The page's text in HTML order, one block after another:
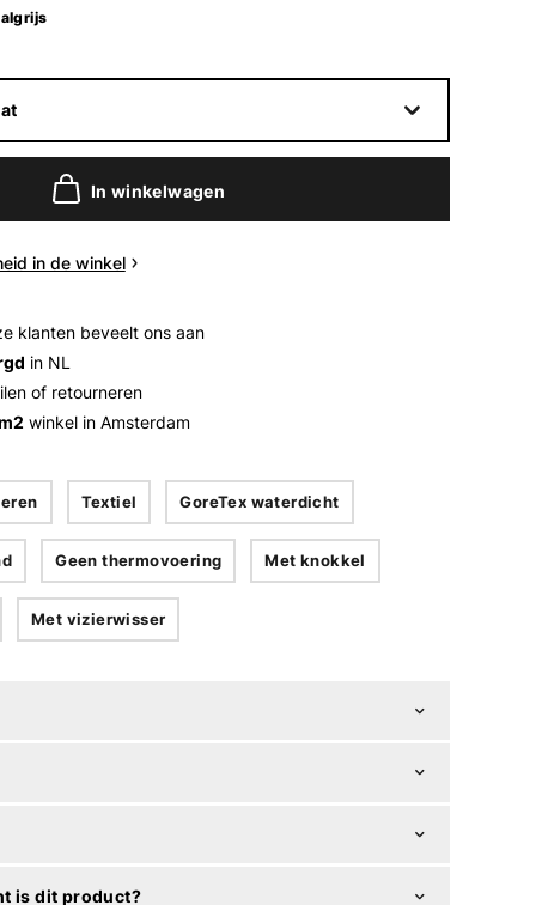
In winkelwagen
in de winkel
klanten beveelt ons aan
in NL
of retourneren
winkel in Amsterdam
Textiel GoreTex waterdicht
Geen thermovoering Met knokkel
Met vizierwisser
is dit product?